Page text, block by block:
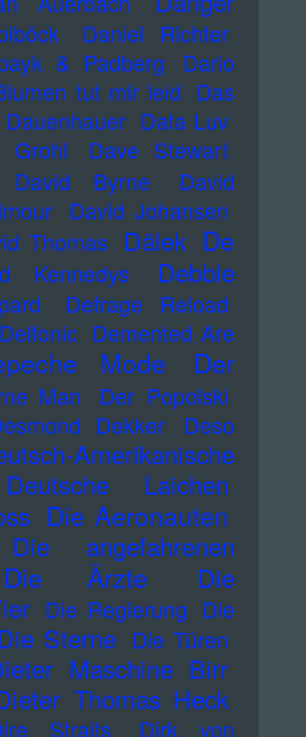
Daniel Richter
& Padberg
Dario
tut mir leid Das
Data Luv
Grohl Dave Stewart
David Byrne
David
David Johansen
Thomas Dälek De
Kennedys
Debbie
Defrage Reload
Delfonic Demented Are
Mode
Der
Man
Der Popolski
Dekker
Deso
Amerikanische
Deutsche Laichen
Die Aeronauten
Die angefahrenen
Die Ärzte
Die
Die Regierung Die
Sterne Die Türen
Maschine Birr
Thomas Heck
Straits
Dirk von